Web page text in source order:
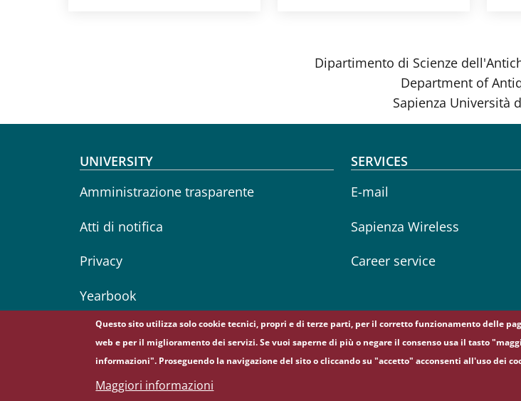
Dipartimento di Scienze
Department of
Sapienza Università
Footer menu
UNIVERSITY
Amministrazione trasparente
Atti di notifica
Privacy
Yearbook
SERVICES
E-mail
Sapienza Wireless
Career service
Questo sito utilizza solo cookie tecnici, propri e di terze parti, per il corretto funzionamento delle
web e per il miglioramento dei servizi. Se vuoi saperne di più o negare il consenso usa il tasto
informazioni". Proseguendo la navigazione del sito o cliccando su "accetto" acconsenti all'uso dei
Maggiori informazioni